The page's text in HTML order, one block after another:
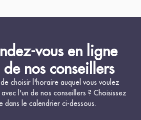
vous en ligne
nos conseillers
choisir l'horaire auquel vous voulez
l'un de nos conseillers ? Choisissez
dans le calendrier ci-dessous.